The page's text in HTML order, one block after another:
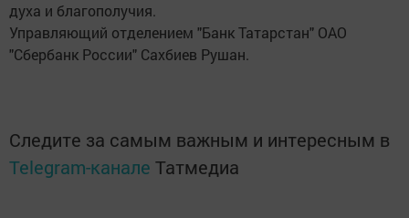
духа и благополучия.
Управляющий отделением "Банк Татарстан" ОАО
"Сбербанк России" Сахбиев Рушан.
Следите за самым важным и интересным в
Telegram-канале Татмедиа